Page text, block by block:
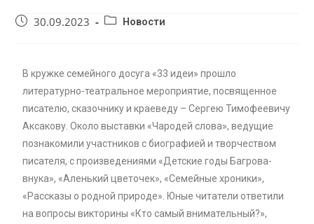
30.09.2023 Новости
В кружке семейного досуга «33 идеи» прошло
литературно-театральное мероприятие, посвященное
писателю, сказочнику и краеведу – Сергею Тимофеевичу
Аксакову. Около выставки «Чародей слова», ведущие
познакомили участников с биографией и творчеством
писателя, с произведениями «Детские годы Багрова-
внука», «Аленький цветочек», «Семейные хроники»,
«Рассказы о родной природе». Юные читатели ответили
на вопросы викторины «Кто самый внимательный?»,